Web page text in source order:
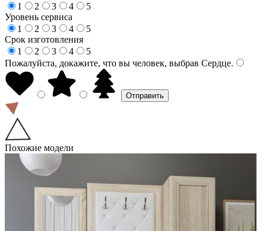
1
2 3 4
5
Уровень сервиса
1
2 3 4
5
Срок изготовления
1
2 3 4
5
Пожалуйста, докажите, что вы человек, выбрав Сердце.
Похожие модели